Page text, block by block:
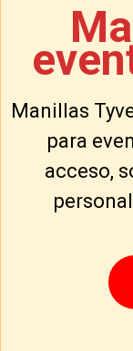
Manillas
para
acceso,